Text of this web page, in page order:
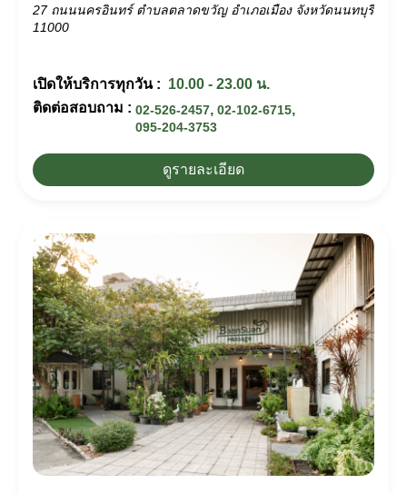
27 ถนนนครอินทร์ ตำบลตลาดขวัญ อำเภอเมือง จังหวัดนนทบุรี
11000
เปิดให้บริการทุกวัน : 10.00 - 23.00 น.
ติดต่อสอบถาม : 02-526-2457, 02-102-6715,
095-204-3753
ดูรายละเอียด